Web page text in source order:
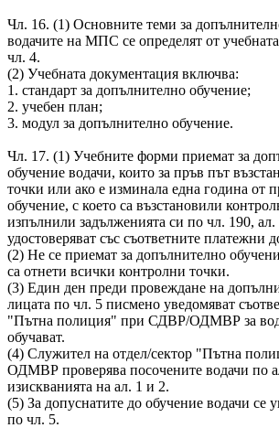
Чл. 16. (1) Основните теми за
водачите на МПС се определят от
чл. 4.
(2) Учебната документация включва:
1. стандарт за допълнително обучение;
2. учебен план;
3. модул за допълнително обучение.
Чл. 17. (1) Учебните форми приемат за
обучение водачи, които за пръв път
точки или ако е изминала една година от
обучение, с което са възстановили
изпълнили задълженията си по чл. 190,
удостоверяват със съответните платежни
(2) Не се приемат за допълнително
са отнети всички контролни точки.
(3) Един ден преди провеждане на
лицата по чл. 5 писмено уведомяват
"Пътна полиция" при СДВР/ОДМВР за
обучават.
(4) Служител на отдел/сектор "Пътна
ОДМВР проверява посочените водачи по
изискванията на ал. 1 и 2.
(5) За допуснатите до обучение водачи се
по чл. 5.